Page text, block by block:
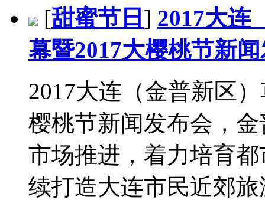
[甜蜜节日 ] 2017大连
幕暨2017大樱桃节新
2017大连（金普新区
樱桃节新闻发布会，
市场推进，着力培育
续打造大连市民近郊